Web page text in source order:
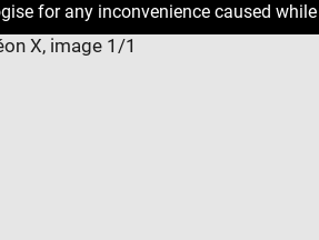
for any inconvenience caused